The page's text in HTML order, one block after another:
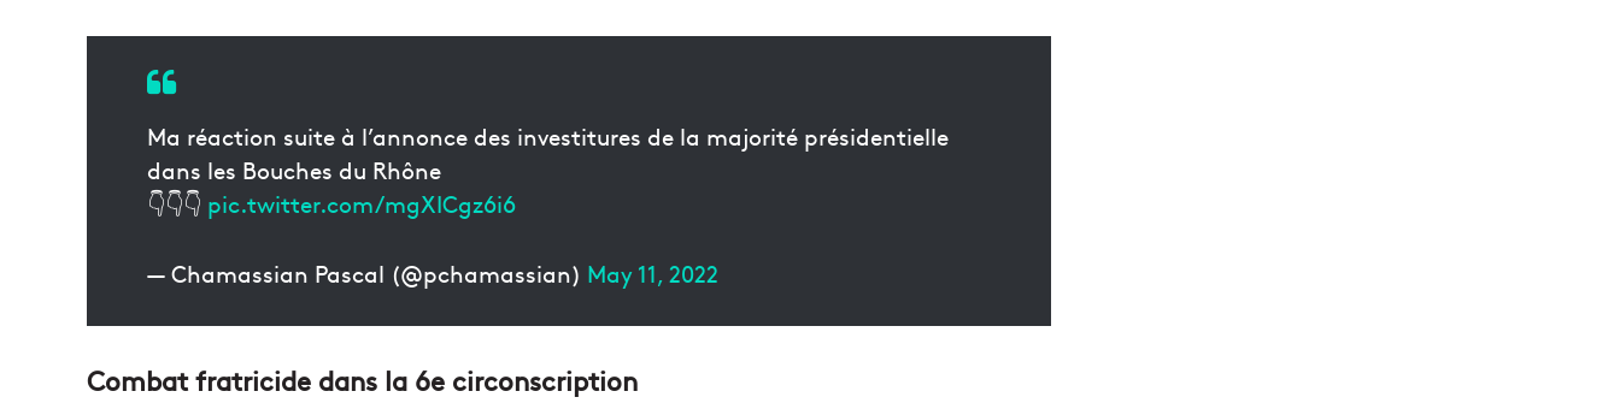
Ma réaction suite à l’annonce des investitures de la majorité présidentielle
dans les Bouches du Rhône
👇👇👇 pic.twitter.com/mgXICgz6i6
— Chamassian Pascal (@pchamassian) May 11, 2022
Combat fratricide dans la 6e circonscription